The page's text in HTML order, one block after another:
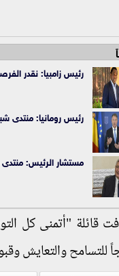
رئيس زامبيا: نقدر
رئيس رومانيا: منتدى
مستشار الرئيس: منتدى
قائلة "أتمنى كل
للتسامح والتعايش